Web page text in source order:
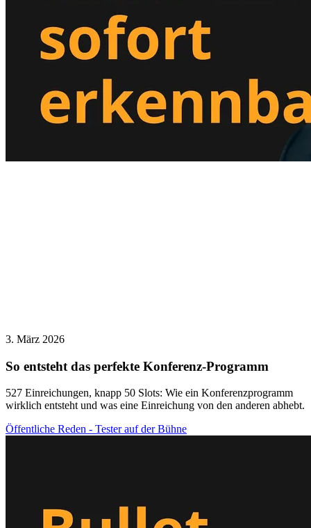
3. März 2026
So entsteht das perfekte Konferenz-Programm
527 Einreichungen, knapp 50 Slots: Wie ein Konferenzprogramm
wirklich entsteht und was eine Einreichung von den anderen abhebt.
Öffentliche Reden - Tester auf der Bühne